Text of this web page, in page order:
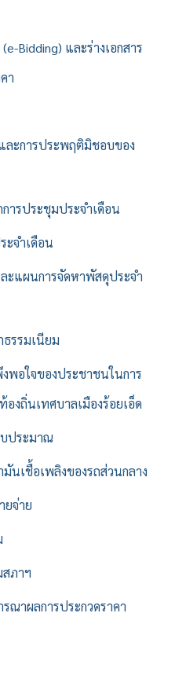
Bidding) และร่างเอกสาร
า
ละการประพฤติมิชอบของ
ารประชุมประจำเดือน
ะจำเดือน
ะแผนการจัดหาพัสดุประจำ
ธรรมเนียม
พอใจของประชาชนในการ
งถิ่นเทศบาลเมืองร้อยเอ็ด
ประมาณ
นเชื้อเพลิงของรถส่วนกลาง
จ่าย
สภาฯ
ณาผลการประกวดราคา